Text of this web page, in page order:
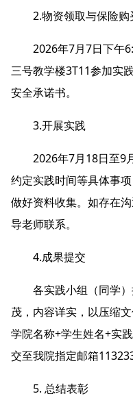
2.物资领取与保险购
2026年7月7日下午
三号教学楼3T11参加实
安全承诺书。
3.开展实践
2026年7月18日至9
约定实践时间等具体事
做好资料收集。如存在
导老师联系。
4.成果提交
各实践小组（同学
茂，内容详实，以压缩
学院名称+学生姓名+实
交至我院指定邮箱
5. 总结表彰